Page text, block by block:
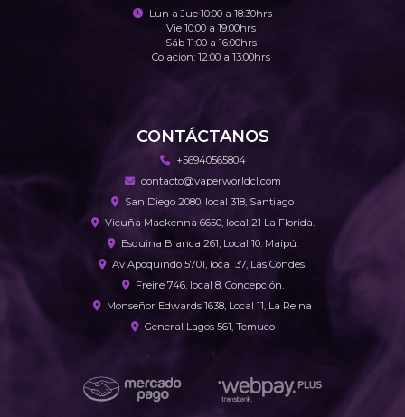
Lun a Jue 10:00 a 18:30hrs
Vie 10:00 a 19:00hrs
Sáb 11:00 a 16:00hrs
Colacion: 12:00 a 13:00hrs
CONTÁCTANOS
+56940565804
contacto@vaperworldcl.com
San Diego 2080, local 318, Santiago
Vicuña Mackenna 6650, local 21 La Florida.
Esquina Blanca 261, Local 10. Maipú.
Av Apoquindo 5701, local 37, Las Condes.
Freire 746, local 8, Concepción.
Monseñor Edwards 1638, Local 11, La Reina
General Lagos 561, Temuco